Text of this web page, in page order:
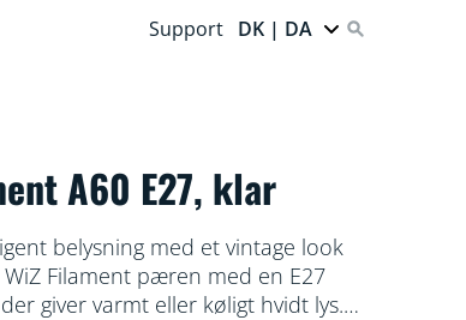
Support DK | DA
A60 E27, klar
belysning med et vintage look
Filament pæren med en E27
giver varmt eller køligt hvidt lys.